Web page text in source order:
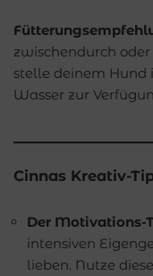
zwischendurch
stelle deinem Hund
Wasser zur
Cinnas Kreativ-
Der Motivations-
intensiven
lieben. Nutze